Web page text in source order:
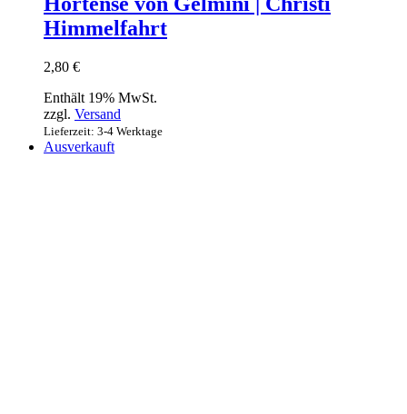
Himmelfahrt
2,80 €
Enthält 19% MwSt.
zzgl. Versand
Lieferzeit: 3-4 Werktage
Ausverkauft